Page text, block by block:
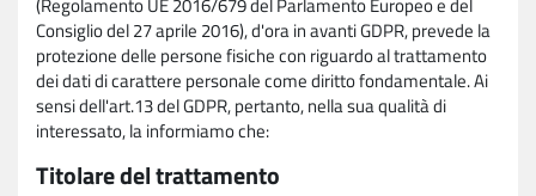
Consiglio del 27 aprile 2016), d'ora in avanti GDPR, prevede la
protezione delle persone fisiche con riguardo al trattamento
dei dati di carattere personale come diritto fondamentale. Ai
sensi dell'art.13 del GDPR, pertanto, nella sua qualità di
interessato, la informiamo che:
Titolare del trattamento